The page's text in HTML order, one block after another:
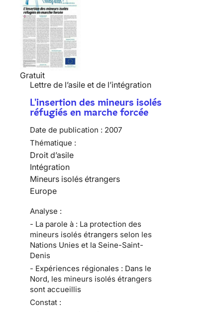
Gratuit
Lettre de l’asile et de l’intégration
L'insertion des mineurs isolés
réfugiés en marche forcée
Date de publication : 2007
Thématique :
Droit d’asile
Intégration
Mineurs isolés étrangers
Europe
Analyse :
- La parole à : La protection des
mineurs isolés étrangers selon les
Nations Unies et la Seine-Saint-
Denis
- Expériences régionales : Dans le
Nord, les mineurs isolés étrangers
sont accueillis
Constat :